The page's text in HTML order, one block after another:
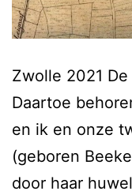
Zwolle 2021
Daartoe
en ik en onze
(geboren
door haar